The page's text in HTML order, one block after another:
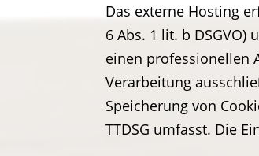
Das externe Hosting
6 Abs. 1 lit. b
einen professionellen
Verarbeitung
Speicherung von
TTDSG umfasst. Die